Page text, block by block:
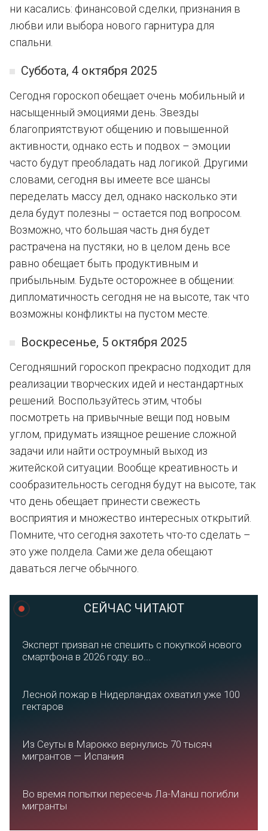
ни касались: финансовой сделки, признания в
любви или выбора нового гарнитура для
спальни.
Суббота, 4 октября 2025
Сегодня гороскоп обещает очень мобильный и
насыщенный эмоциями день. Звезды
благоприятствуют общению и повышенной
активности, однако есть и подвох – эмоции
часто будут преобладать над логикой. Другими
словами, сегодня вы имеете все шансы
переделать массу дел, однако насколько эти
дела будут полезны – остается под вопросом.
Возможно, что большая часть дня будет
растрачена на пустяки, но в целом день все
равно обещает быть продуктивным и
прибыльным. Будьте осторожнее в общении:
дипломатичность сегодня не на высоте, так что
возможны конфликты на пустом месте.
Воскресенье, 5 октября 2025
Сегодняшний гороскоп прекрасно подходит для
реализации творческих идей и нестандартных
решений. Воспользуйтесь этим, чтобы
посмотреть на привычные вещи под новым
углом, придумать изящное решение сложной
задачи или найти остроумный выход из
житейской ситуации. Вообще креативность и
сообразительность сегодня будут на высоте, так
что день обещает принести свежесть
восприятия и множество интересных открытий.
Помните, что сегодня захотеть что-то сделать –
это уже полдела. Сами же дела обещают
даваться легче обычного.
СЕЙЧАС ЧИТАЮТ
Эксперт призвал не спешить с покупкой нового
смартфона в 2026 году: во...
Лесной пожар в Нидерландах охватил уже 100
гектаров
Из Сеуты в Марокко вернулись 70 тысяч
мигрантов — Испания
Во время попытки пересечь Ла-Манш погибли
мигранты